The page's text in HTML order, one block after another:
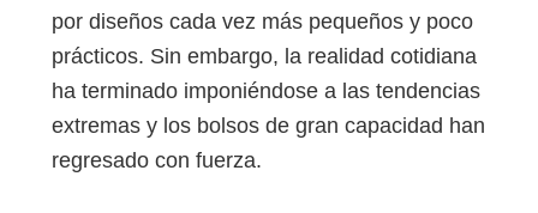
por diseños cada vez más pequeños y poco
prácticos. Sin embargo, la realidad cotidiana
ha terminado imponiéndose a las tendencias
extremas y los bolsos de gran capacidad han
regresado con fuerza.